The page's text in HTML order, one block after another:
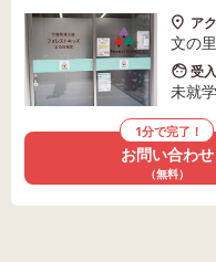
ア
文の
受
未就学
1分で完了！
お問い合わせ
（無料）